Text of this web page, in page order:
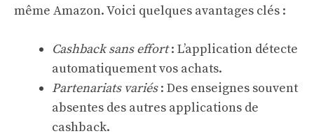
même Amazon. Voici quelques avantages clés :
Cashback sans effort: L’application détecte
automatiquement vos achats.
Partenariats variés: Des enseignes souvent
absentes des autres applications de
cashback.